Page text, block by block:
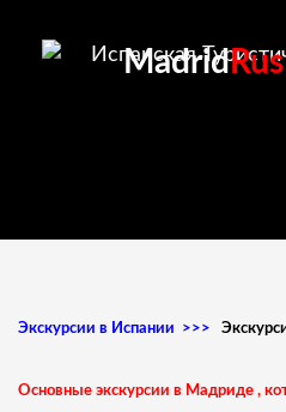
MadridRus
Экскурсии в Испании >>>
Основные экскурсии в Мадриде ,